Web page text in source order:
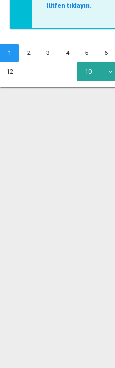
lütfen tıklayın.
1 2 3 4 5 6
12 10